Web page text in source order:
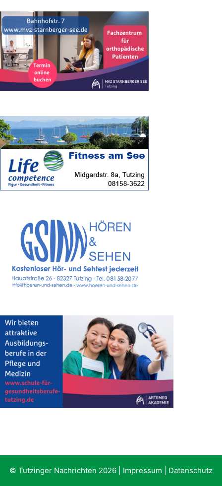
© Tutzinger Nachrichten 2026 | Impressum Datenschutz